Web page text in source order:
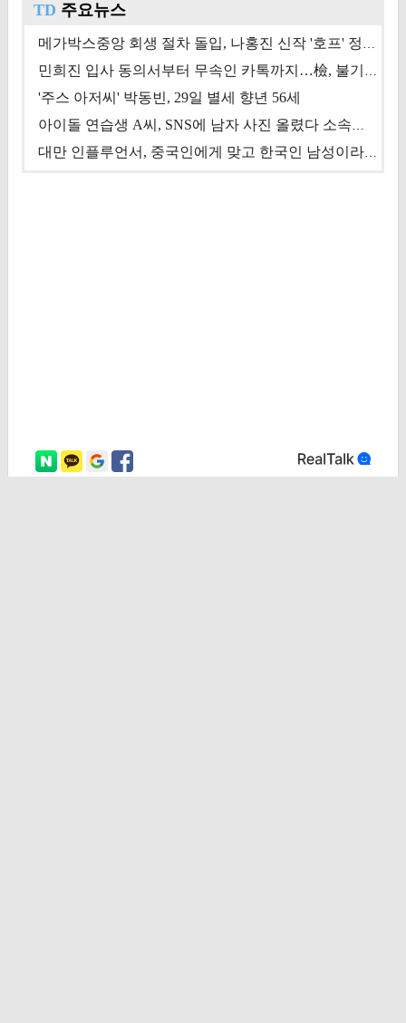
TD 주요뉴스
메가박스중앙 회생 절차 돌입, 나홍진 신작 '호프' 정상 개봉에 쏠린 시선 [상반기 결산 기획]
민희진 입사 동의서부터 무속인 카톡까지…檢, 불기소 처분 근거들 [이슈&톡]
'주스 아저씨' 박동빈, 29일 별세 향년 56세
아이돌 연습생 A씨, SNS에 남자 사진 올렸다 소속사 퇴출
대만 인플루언서, 중국인에게 맞고 한국인 남성이라 진술 '후폭풍'